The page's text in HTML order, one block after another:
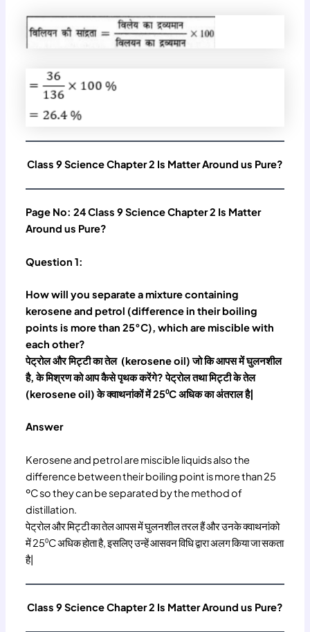
Class 9 Science Chapter 2 Is Matter Around us Pure?
Page No: 24Class 9 Science Chapter 2 Is Matter
Around us Pure?
Question 1:
How will you separate a mixture containing
kerosene and petrol (difference in their boiling
points is more than 25°C), which are miscible with
each other?
पेट्रोल और मिट्टी का तेल (kerosene oil) जो कि आपस में घुलनशील
है, के मिश्रण को आप कैसे पृथक करेंगे? पेट्रोल तथा मिट्टी के तेल
(kerosene oil) के क्वाथनांकों में 25⁰C अधिक का अंतराल है|
Answer
Kerosene and petrol are miscible liquids also the
difference between their boiling point is more than 25
ºC so they can be separated by the method of
distillation.
पेट्रोल और मिट्टी का तेल आपस में घुलनशील तरल हैं और उनके क्वाथनांको
में 25⁰C अधिक होता है, इसलिए उन्हें आसवन विधि द्वारा अलग किया जा सकता
है|
Class 9 Science Chapter 2 Is Matter Around us Pure?